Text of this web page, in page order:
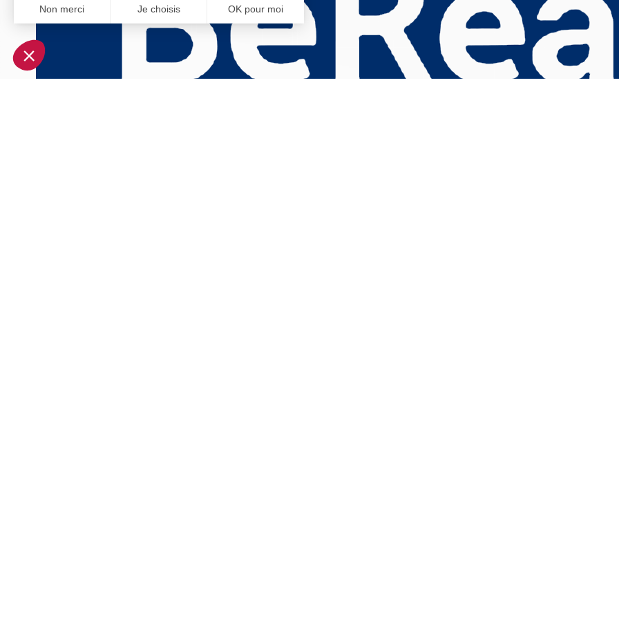
Non merci Je choisis OK pour moi
Plateforme de Gestion du Consentement : Personnalisez vos Options
Notre plateforme vous permet d'adapter et de gérer vos paramètres de confidentialité, en garantissant la conformité avec